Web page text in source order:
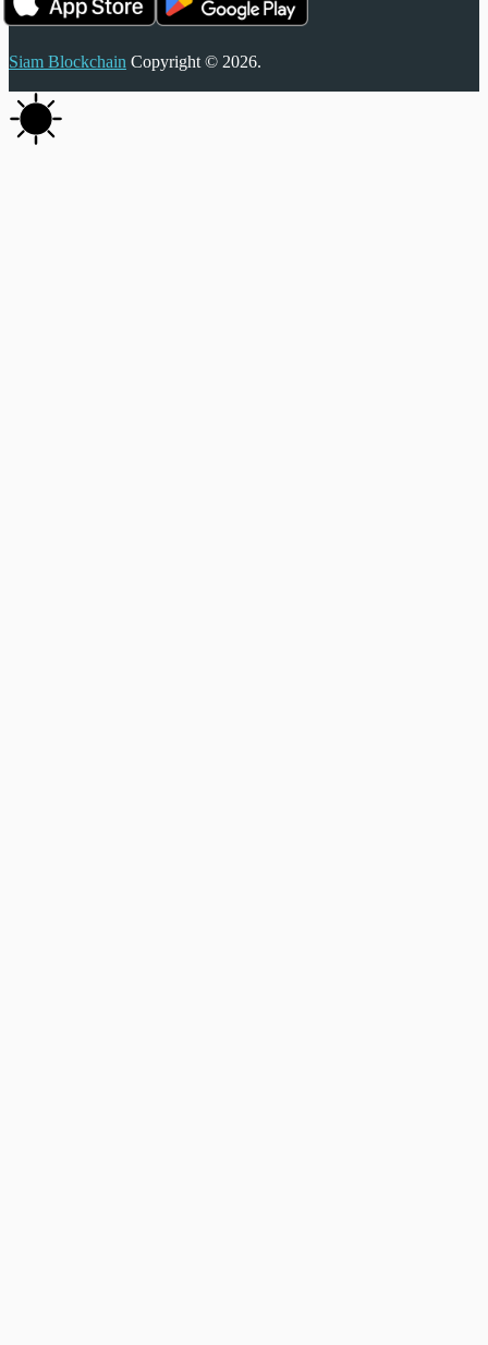
Siam Blockchain Copyright © 2026.